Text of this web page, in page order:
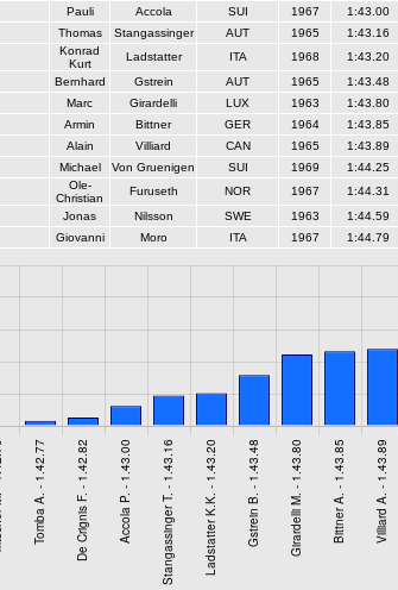
Pauli Accola SUI 1967 1:43.00
Thomas Stangassinger AUT 1965 1:43.16
Konrad
Kurt
Ladstatter ITA 1968 1:43.20
Bernhard Gstrein AUT 1965 1:43.48
Marc Girardelli LUX 1963 1:43.80
Armin Bittner GER 1964 1:43.85
Alain Villiard CAN 1965 1:43.89
Michael Von Gruenigen SUI 1969 1:44.25
Ole-
Christian
Furuseth NOR 1967 1:44.31
Jonas Nilsson SWE 1963 1:44.59
Giovanni Moro ITA 1967 1:44.79